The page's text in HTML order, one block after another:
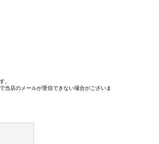
。
当店のメールが受信できない場合がございま